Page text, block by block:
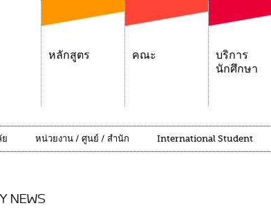
หลักสูตร คณะ
บริการ
นักศึกษา
หน่วยงาน / ศูนย์ / สำนัก International Student
NEWS